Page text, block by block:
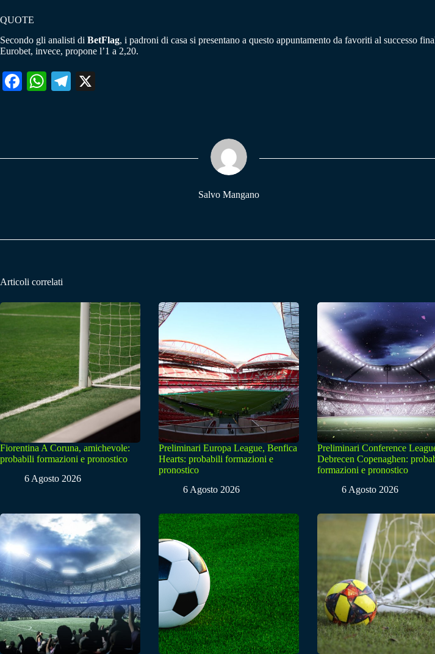
QUOTE
Secondo gli analisti di BetFlag, i padroni di casa si presentano a questo appuntamento da favoriti al successo
Eurobet, invece, propone l’1 a 2,20.
Fa W
pp
Te
m
Salvo Mangano
Articoli correlati
Fiorentina A Coruna, amichevole:
probabili formazioni e pronostico
6 Agosto 2026
Preliminari Europa League, Benfica
Hearts: probabili formazioni e
pronostico
6 Agosto 2026
Preliminari Conference
Debrecen Copenaghen:
formazioni e pronostico
6 Agosto 2026